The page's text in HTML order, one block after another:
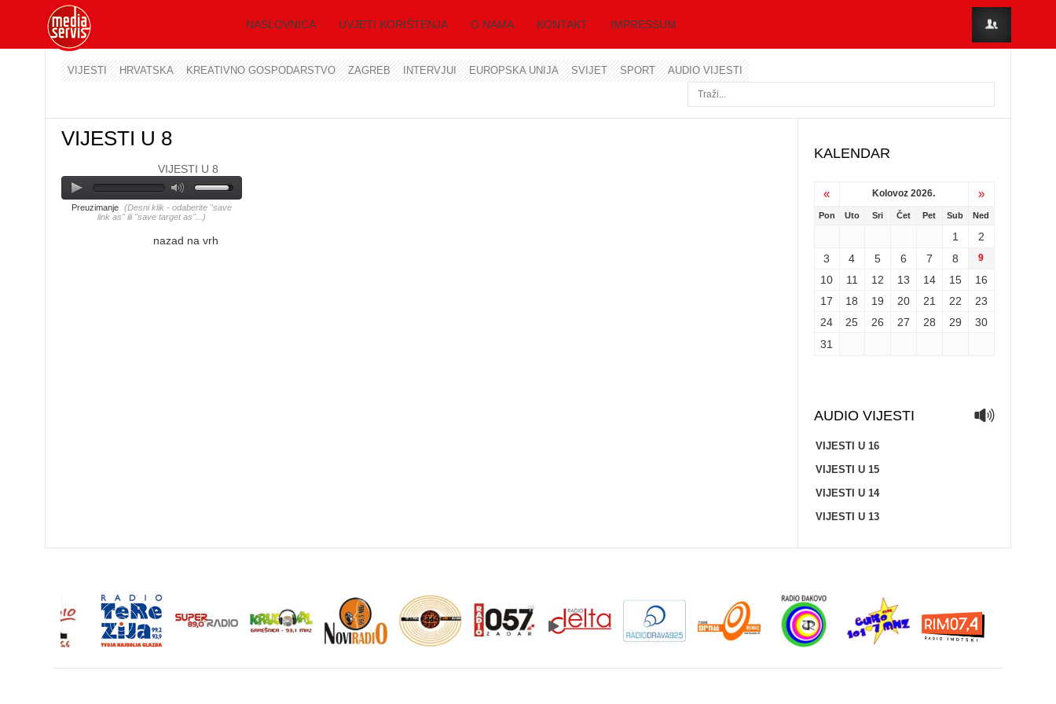
NASLOVNICA UVJETI KORIŠTENJA O NAMA KONTAKT IMPRESSUM
VIJESTI HRVATSKA KREATIVNO GOSPODARSTVO ZAGREB INTERVJUI EUROPSKA UNIJA SVIJET SPORT AUDIO VIJESTI
VIJESTI U 8
VIJESTI U 8
Preuzimanje (Desni klik - odaberite "save
link as" ili "save target as"...)
nazad na vrh
KALENDAR
« Kolovoz 2026. »
Pon Uto Sri Čet Pet Sub Ned
1
2
3
4 5 6 7 8 9
10 11 12 13 14 15
16
17
18 19 20 21 22
23
24
25 26 27 28 29
30
31
AUDIO VIJESTI
VIJESTI U 16
VIJESTI U 15
VIJESTI U 14
VIJESTI U 13